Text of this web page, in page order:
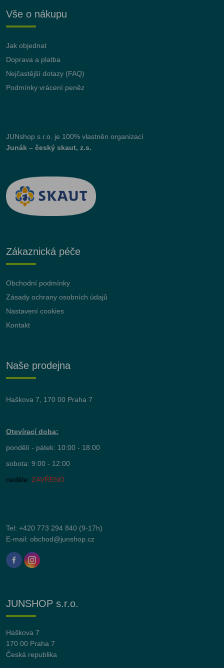
Vše o nákupu
Jak objednat
Doprava a platba
Nejčastější dotazy (FAQ)
Podmínky vrácení peněz
JUNshop s.r.o.
je 100% vlastněn organizací
Junák – český skaut, z.s.
Zákaznická péče
Obchodní podmínky
Zásady ochrany osobních údajů
Nastavení cookies
Kontakt
Naše prodejna
Haškova 7, 170 00 Praha 7
Otevírací doba:
pondělí - pátek: 10:00 - 18:00
sobota: 9:00 - 12:00
neděle: ZAVŘENO
Tel: +420 773 294 840 (9-17h)
E-mail: obchod@junshop.cz
JUNSHOP s.r.o.
Haškova 7
170 00 Praha 7
Česká republika